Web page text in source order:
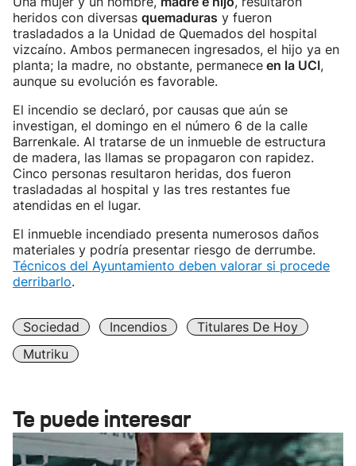
heridos con diversas quemaduras y fueron
trasladados a la Unidad de Quemados del hospital
vizcaíno. Ambos permanecen ingresados, el hijo ya en
planta; la madre, no obstante, permanece en la UCI,
aunque su evolución es favorable.
El incendio se declaró, por causas que aún se
investigan, el domingo en el número 6 de la calle
Barrenkale. Al tratarse de un inmueble de estructura
de madera, las llamas se propagaron con rapidez.
Cinco personas resultaron heridas, dos fueron
trasladadas al hospital y las tres restantes fue
atendidas en el lugar.
El inmueble incendiado presenta numerosos daños
materiales y podría presentar riesgo de derrumbe.
Técnicos del Ayuntamiento deben valorar si procede
derribarlo.
Sociedad Incendios
Titulares De Hoy
Mutriku
Te puede interesar